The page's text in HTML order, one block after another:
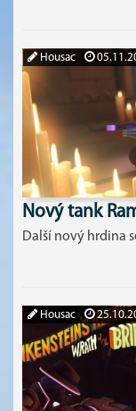
Housac
Nový tank
Další nový hrdina
Housac